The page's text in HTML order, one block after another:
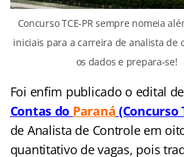
Concurso TCE-PR sempre nomeia
iniciais para a carreira de analista de
os dados e prepara-se!
Foi enfim publicado o edital
Contas do Paraná (Concurso
de Analista de Controle em
quantitativo de vagas, pois